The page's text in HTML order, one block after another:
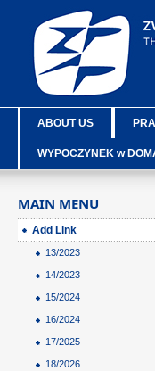
ABOUT US
WYPOCZYNEK w
MAIN MENU
Add Link
13/2023
14/2023
15/2024
16/2024
17/2025
18/2026